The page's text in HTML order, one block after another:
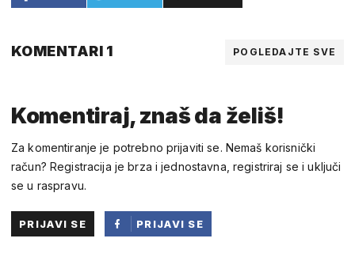
KOMENTARI 1 POGLEDAJTE SVE
Komentiraj, znaš da želiš!
Za komentiranje je potrebno prijaviti se. Nemaš korisnički
račun? Registracija je brza i jednostavna, registriraj se i uključi
se u raspravu.
PRIJAVI SE
PRIJAVI SE